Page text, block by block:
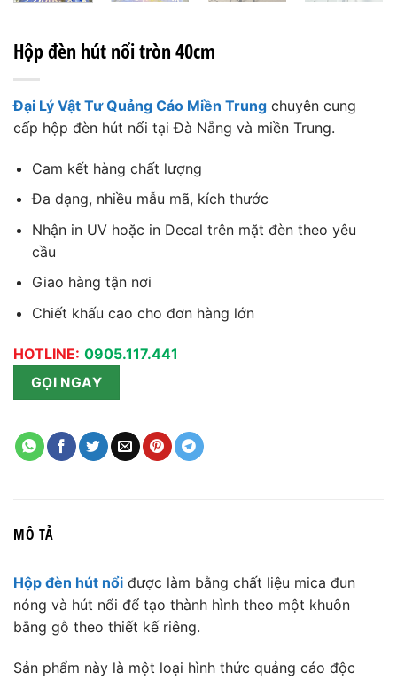
Hộp đèn hút nổi tròn 40cm
Đại Lý Vật Tư Quảng Cáo Miền Trung chuyên cung
cấp hộp đèn hút nổi tại Đà Nẵng và miền Trung.
Cam kết hàng chất lượng
Đa dạng, nhiều mẫu mã, kích thước
Nhận in UV hoặc in Decal trên mặt đèn theo yêu
cầu
Giao hàng tận nơi
Chiết khấu cao cho đơn hàng lớn
HOTLINE: 0905.117.441
GỌI NGAY
MÔ TẢ
Hộp đèn hút nổi được làm bằng chất liệu mica đun
nóng và hút nổi để tạo thành hình theo một khuôn
bằng gỗ theo thiết kế riêng.
Sản phẩm này là một loại hình thức quảng cáo độc